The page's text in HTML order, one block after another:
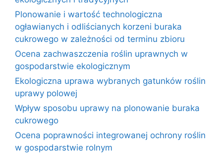
Plonowanie i wartość technologiczna
ogławianych i odliścianych korzeni buraka
cukrowego w zależności od terminu zbioru
Ocena zachwaszczenia roślin uprawnych w
gospodarstwie ekologicznym
Ekologiczna uprawa wybranych gatunków roślin
uprawy polowej
Wpływ sposobu uprawy na plonowanie buraka
cukrowego
Ocena poprawności integrowanej ochrony roślin
w gospodarstwie rolnym